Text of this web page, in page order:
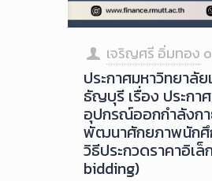
เจริญศรี อิ่มทอง
ประกาศมหาวิทยาลั
ธัญบุรี เรื่อง ประกา
อุปกรณ์ออกกําลังก
พัฒนาศักยภาพนักศึ
วิธีประกวดราคาอิเ
bidding)